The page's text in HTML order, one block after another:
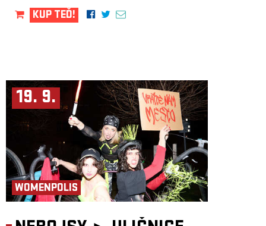
KUP TEĎ!
19. 9.
WOMENPOLIS